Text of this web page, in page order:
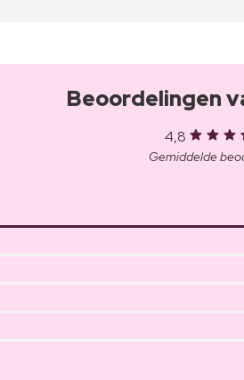
Beoordelingen
4,8
Gemiddelde